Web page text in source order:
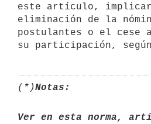
este artículo,
eliminación de la
postulantes o el cese
(*)Notas:
Ver en esta norma,